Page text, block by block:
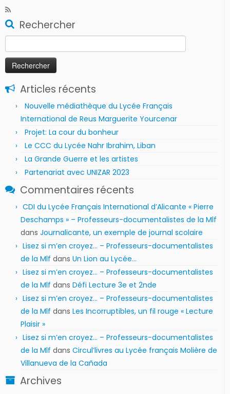
Rechercher
Articles récents
Nouvelle médiathèque du Lycée Français
International de Reus Marguerite Yourcenar
Projet: La cour du bonheur
Le CCC du Lycée Nahr Ibrahim, Liban
La Grande Guerre et les artistes
Partenariat avec UNIZAR 2023
Commentaires récents
CDI du Lycée Français International d’Alicante « Pierre
Deschamps » – Professeurs-documentalistes de la Mlf
dans Journalicante, un exemple de journal scolaire
Lisez si m’en croyez… – Professeurs-documentalistes
de la Mlf dans Un Lion au Lycée…
Lisez si m’en croyez… – Professeurs-documentalistes
de la Mlf dans Défi Lecture 3e et 2nde
Lisez si m’en croyez… – Professeurs-documentalistes
de la Mlf dans Les Incorruptibles, un fil rouge « Lecture
Plaisir »
Lisez si m’en croyez… – Professeurs-documentalistes
de la Mlf dans Circul’livres au Lycée français Molière de
Villanueva de la Cañada
Archives